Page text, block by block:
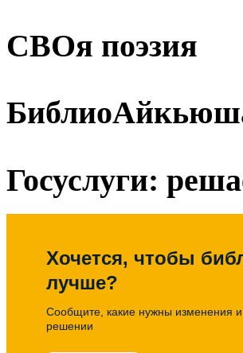
СВОя поэзия
Госуслуги:
Хочется, чтобы
лучше?
Сообщите, какие нужны изменения и
решении